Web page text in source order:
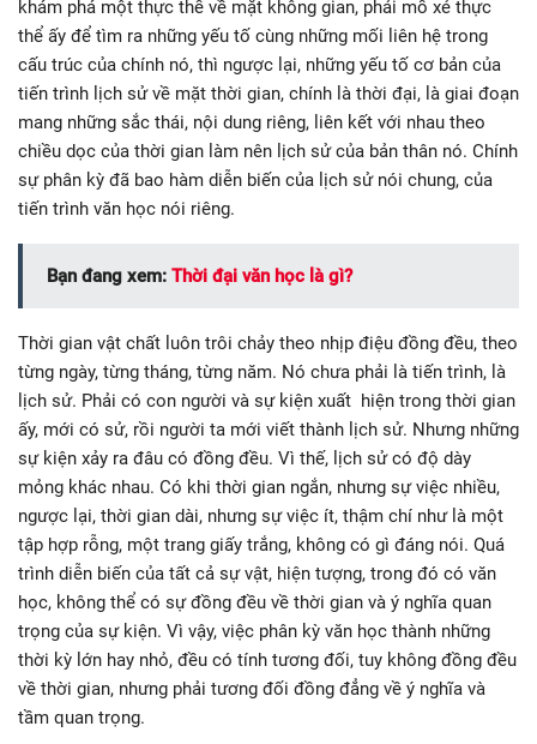
khám phá một thực thể về mặt không gian, phải mổ xẻ thực
thể ấy để tìm ra những yếu tố cùng những mối liên hệ trong
cấu trúc của chính nó, thì ngược lại, những yếu tố cơ bản của
tiến trình lịch sử về mặt thời gian, chính là thời đại, là giai đoạn
mang những sắc thái, nội dung riêng, liên kết với nhau theo
chiều dọc của thời gian làm nên lịch sử của bản thân nó. Chính
sự phân kỳ đã bao hàm diễn biến của lịch sử nói chung, của
tiến trình văn học nói riêng.
Bạn đang xem: Thời đại văn học là gì?
Thời gian vật chất luôn trôi chảy theo nhịp điệu đồng đều, theo
từng ngày, từng tháng, từng năm. Nó chưa phải là tiến trình, là
lịch sử. Phải có con người và sự kiện xuất hiện trong thời gian
ấy, mới có sử, rồi người ta mới viết thành lịch sử. Nhưng những
sự kiện xảy ra đâu có đồng đều. Vì thế, lịch sử có độ dày
mỏng khác nhau. Có khi thời gian ngắn, nhưng sự việc nhiều,
ngược lại, thời gian dài, nhưng sự việc ít, thậm chí như là một
tập hợp rỗng, một trang giấy trắng, không có gì đáng nói. Quá
trình diễn biến của tất cả sự vật, hiện tượng, trong đó có văn
học, không thể có sự đồng đều về thời gian và ý nghĩa quan
trọng của sự kiện. Vì vậy, việc phân kỳ văn học thành những
thời kỳ lớn hay nhỏ, đều có tính tương đối, tuy không đồng đều
về thời gian, nhưng phải tương đối đồng đẳng về ý nghĩa và
tầm quan trọng.